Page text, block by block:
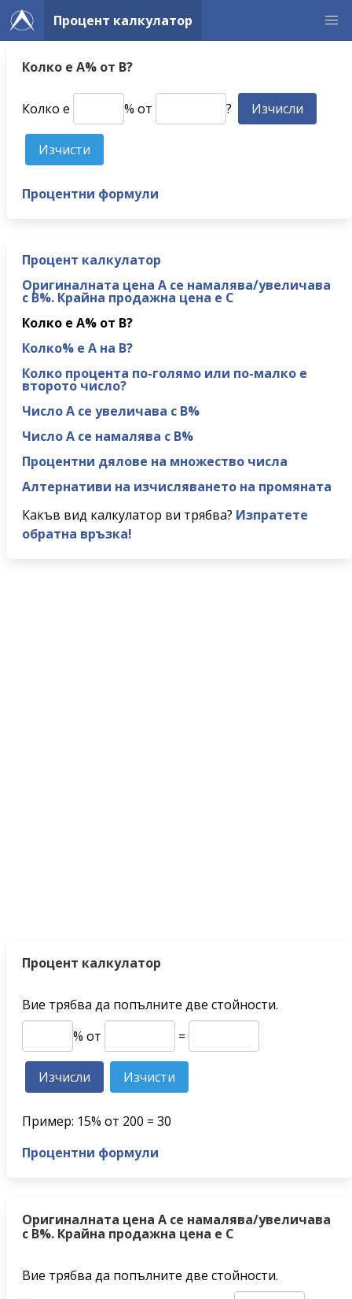
Процент калкулатор
Колко е A% от B?
Колко е % от ?
Процентни формули
Процент калкулатор
Оригиналната цена A се намалява/увеличава
с B%. Крайна продажна цена е C
Колко е A% от B?
Колко% е A на B?
Колко процента по-голямо или по-малко е
второто число?
Число A се увеличава с B%
Число A се намалява с B%
Процентни дялове на множество числа
Алтернативи на изчисляването на промяната
Какъв вид калкулатор ви трябва? Изпратете
обратна връзка!
Процент калкулатор
Вие трябва да попълните две стойности.
% от
=
Пример: 15% от 200 = 30
Процентни формули
Оригиналната цена A се намалява/увеличава
с B%. Крайна продажна цена е C
Вие трябва да попълните две стойности.